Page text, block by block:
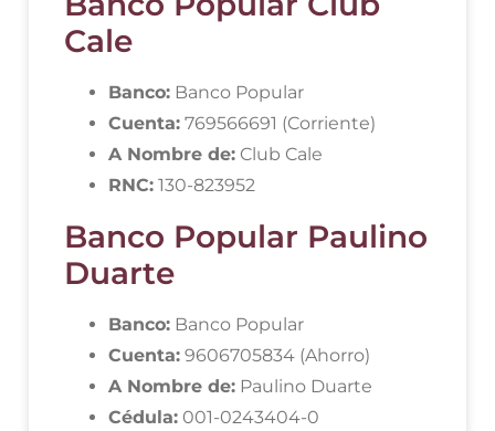
Cale
Banco: Banco Popular
Cuenta: 769566691 (Corriente)
A Nombre de: Club Cale
RNC: 130-823952
Banco Popular Paulino
Duarte
Banco: Banco Popular
Cuenta: 9606705834 (Ahorro)
A Nombre de: Paulino Duarte
Cédula: 001-0243404-0